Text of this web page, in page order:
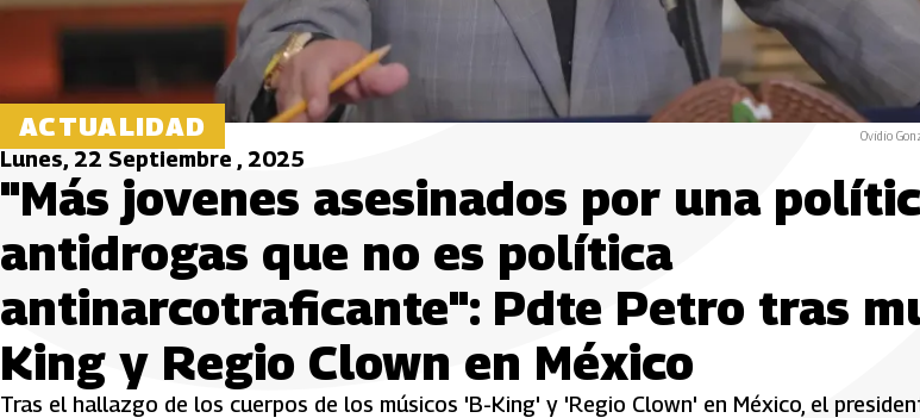
ACTUALIDAD Ovidio
Lunes, 22 Septiembre , 2025
"Más jovenes asesinados por una
antidrogas que no es política
antinarcotraficante": Pdte Petro tras
King y Regio Clown en México
Tras el hallazgo de los cuerpos de los músicos 'B-King' y 'Regio Clown' en México, el